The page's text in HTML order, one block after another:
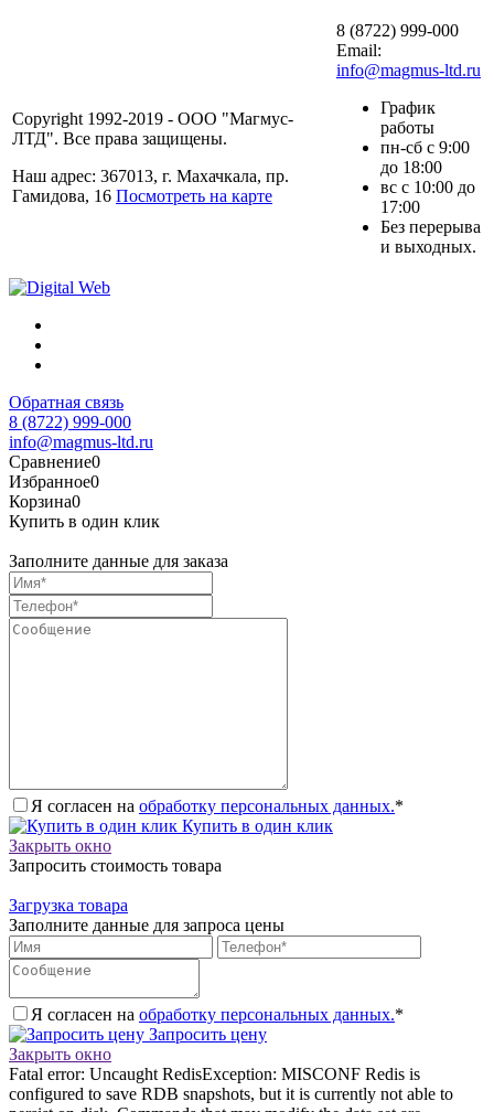
Copyright 1992-2019 - ООО "Магмус-
ЛТД". Все права защищены.
Наш адрес: 367013, г. Махачкала, пр.
Гамидова, 16 Посмотреть на карте
8 (8722) 999-000
Email:
info@magmus-ltd.ru
График
работы
пн-сб с 9:00
до 18:00
вс с 10:00 до
17:00
Без перерыва
и выходных.
Обратная связь
8 (8722) 999-000
info@magmus-ltd.ru
Сравнение0
Избранное0
Корзина0
Купить в один клик
Заполните данные для заказа
Я согласен на обработку персональных данных.*
Купить в один клик
Закрыть окно
Запросить стоимость товара
Загрузка товара
Заполните данные для запроса цены
Я согласен на обработку персональных данных.*
Запросить цену
Закрыть окно
Fatal error: Uncaught RedisException: MISCONF Redis is
configured to save RDB snapshots, but it is currently not able to